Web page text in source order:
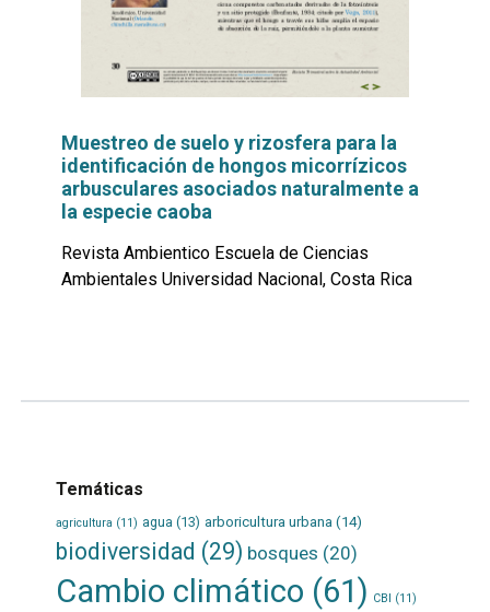
Muestreo de suelo y rizosfera para la
identificación de hongos micorrízicos
arbusculares asociados naturalmente a
la especie caoba
Revista Ambientico Escuela de Ciencias
Ambientales Universidad Nacional, Costa Rica
Temáticas
agricultura (11) agua (13) arboricultura urbana(14)
biodiversidad (29) bosques (20)
Cambio climático (61) CBI (11)